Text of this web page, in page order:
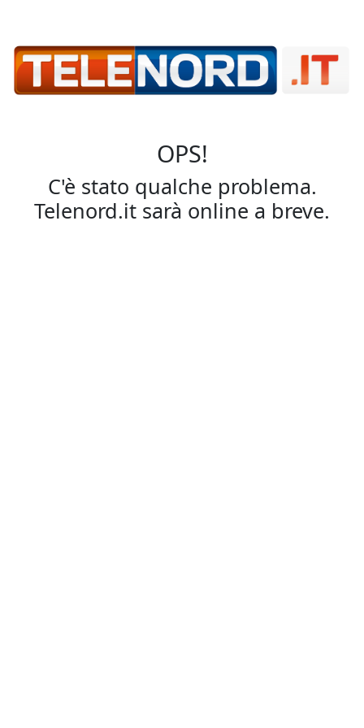
OPS!
C'è stato qualche problema.
Telenord.it sarà online a breve.